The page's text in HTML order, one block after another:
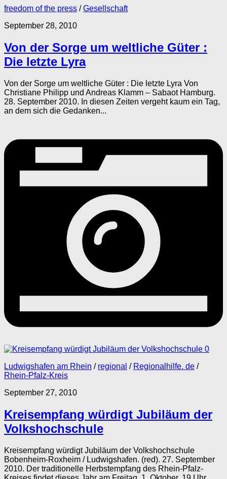
freedom of the press /Gesellschaft
September 28, 2010
Von der Sorge um weltliche Güter :
Die letzte Lyra
Von der Sorge um weltliche Güter : Die letzte Lyra Von
Christiane Philipp und Andreas Klamm – Sabaot Hamburg.
28. September 2010. In diesen Zeiten vergeht kaum ein Tag,
an dem sich die Gedanken...
0
Ludwigshafen am Rhein / regional / Regionalhilfe. de /
Rhein-Pfalz-Kreis
September 27, 2010
Kreisempfang würdigt Jubiläum der
Volkshochschule
Kreisempfang würdigt Jubiläum der Volkshochschule
Bobenheim-Roxheim / Ludwigshafen. (red). 27. September
2010. Der traditionelle Herbstempfang des Rhein-Pfalz-